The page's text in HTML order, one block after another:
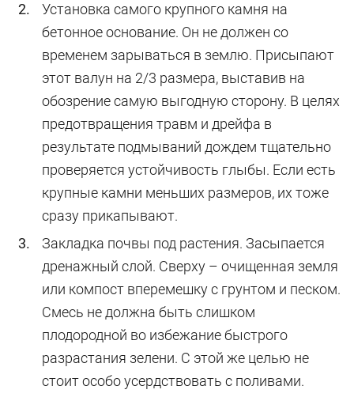
Установка самого крупного камня на
бетонное основание. Он не должен со
временем зарываться в землю. Присыпают
этот валун на 2/3 размера, выставив на
обозрение самую выгодную сторону. В целях
предотвращения травм и дрейфа в
результате подмываний дождем тщательно
проверяется устойчивость глыбы. Если есть
крупные камни меньших размеров, их тоже
сразу прикапывают.
Закладка почвы под растения. Засыпается
дренажный слой. Сверху – очищенная земля
или компост вперемешку с грунтом и песком.
Смесь не должна быть слишком
плодородной во избежание быстрого
разрастания зелени. С этой же целью не
стоит особо усердствовать с поливами.